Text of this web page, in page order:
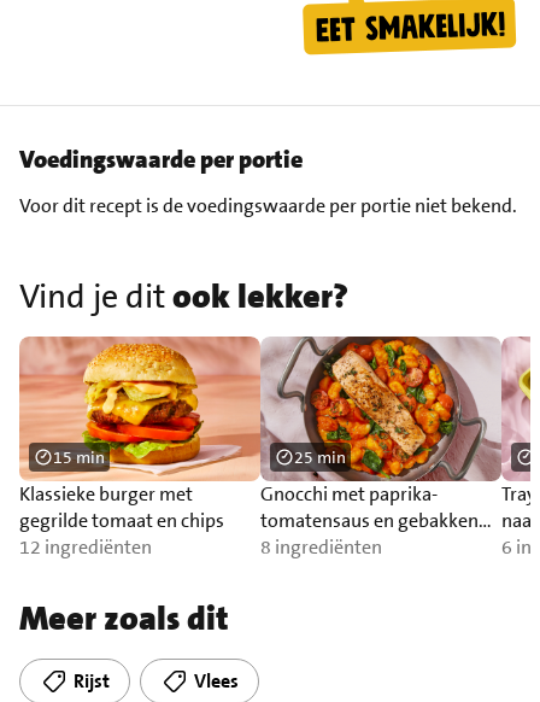
Voedingswaarde per portie
Voor dit recept is de voedingswaarde per portie niet bekend.
Vind je ditook lekker?
Klassieke burger met
gegrilde tomaat en chips
12 ingrediënten
15 min
Gnocchi met paprika-
tomatensaus en gebakken
zalm
8 ingrediënten
25 min
6
Meer zoals dit
Rijst Vlees